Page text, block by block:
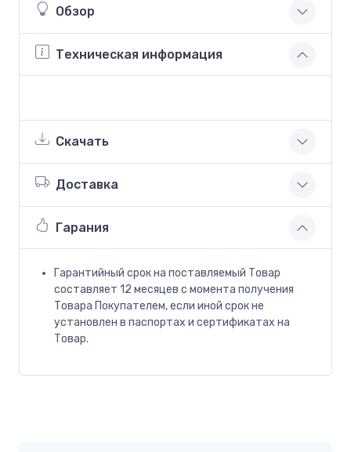
Обзор
Техническая информация
Скачать
Доставка
Гарания
Гарантийный срок на поставляемый Товар
составляет 12 месяцев с момента получения
Товара Покупателем, если иной срок не
установлен в паспортах и сертификатах на
Товар.